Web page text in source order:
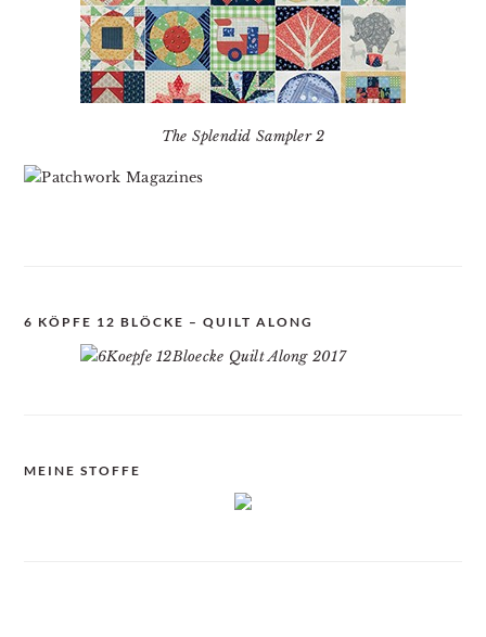
The Splendid Sampler 2
6 KÖPFE 12 BLÖCKE – QUILT ALONG
MEINE STOFFE